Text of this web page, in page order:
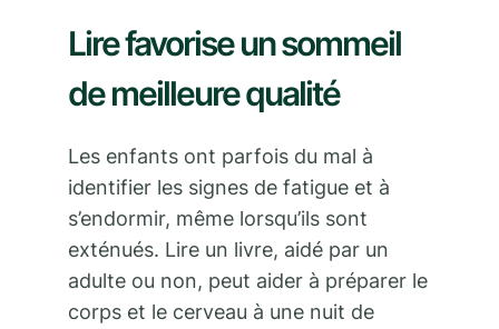
Lire favorise un sommeil
de meilleure qualité
Les enfants ont parfois du mal à
identifier les signes de fatigue et à
s’endormir, même lorsqu’ils sont
exténués. Lire un livre, aidé par un
adulte ou non, peut aider à préparer le
corps et le cerveau à une nuit de